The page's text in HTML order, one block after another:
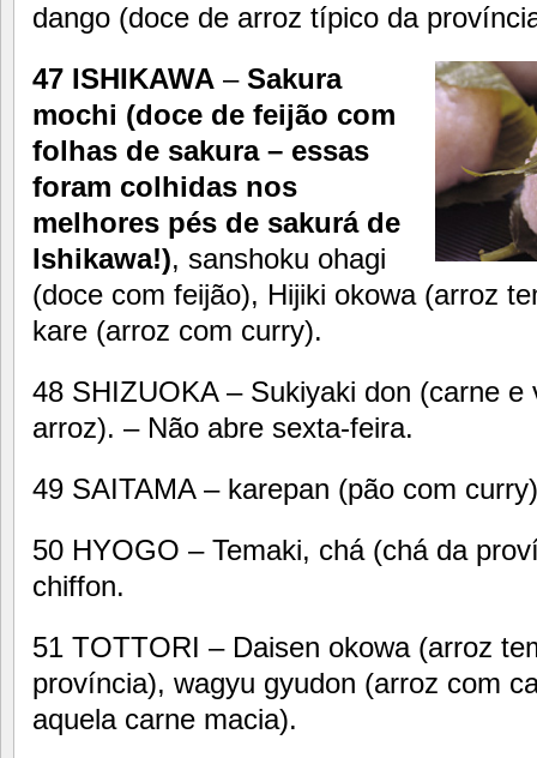
dango (doce de arroz típico da
47 ISHIKAWA – Sakura
mochi (doce de feijão com
folhas de sakura – essas
foram colhidas nos
melhores pés de sakurá de
Ishikawa!), sanshoku ohagi
(doce com feijão), Hijiki okowa (arroz
kare (arroz com curry).
48 SHIZUOKA – Sukiyaki don (carne e
arroz). – Não abre sexta-feira.
49 SAITAMA – karepan (pão com
50 HYOGO – Temaki, chá (chá da
chiffon.
51 TOTTORI – Daisen okowa (arroz
província), wagyu gyudon (arroz com
aquela carne macia).